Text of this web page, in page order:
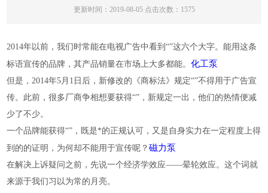
更新时间：2019-08-05 点击次数：1575
2014年以前，我们时常能在电视广告中看到“”这六个大字。能用这条
标语宣传的品牌，其产品销量在市场上大多都能。化工泵
但是，2014年5月1日后，新修改的《商标法》规定“”不得用于广告宣
传。此前，很多厂商争相想要获得“”，新规定一出，他们的热情便减
少了不少。
一个品牌能获得“”，既是*的正规认可，又是自身实力在一定程度上得
到的的证明，为何却不能用于宣传呢？磁力泵
在解决上诉疑问之前，先说一个经济学效应——晕轮效应。这个词就
来源于我们习以为常的月亮。